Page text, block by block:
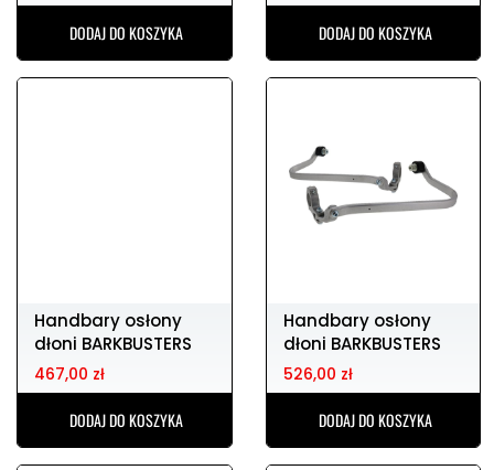
DODAJ DO KOSZYKA DODAJ DO KOSZYKA
Handbary osłony
dłoni BARKBUSTERS
bhg-084-00-np
467,00 zł
DODAJ DO KOSZYKA
Handbary osłony
dłoni BARKBUSTERS
bhg-082-03-np
526,00 zł
DODAJ DO KOSZYKA